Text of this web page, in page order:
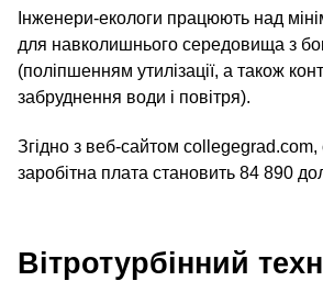
Інженери-екологи працюють над
для навколишнього середовища з
(поліпшенням утилізації, а також
забруднення води і повітря).
Згідно з веб-сайтом collegegrad.com,
заробітна плата становить 84 890
Вітротурбінний